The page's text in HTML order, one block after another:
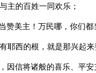
主的百姓一同欢乐；
赞美主！万民哪，你们都
耶西的根，就是那兴起
因信将诸般的喜乐、平